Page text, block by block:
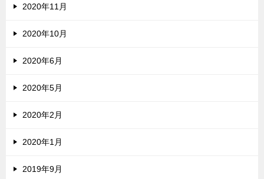
2020年11月
2020年10月
2020年6月
2020年5月
2020年2月
2020年1月
2019年9月